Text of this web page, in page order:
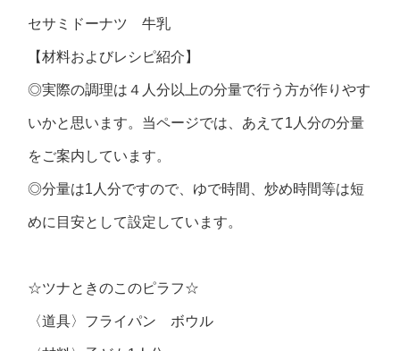
セサミドーナツ 牛乳
【材料およびレシピ紹介】
◎実際の調理は４人分以上の分量で行う方が作りやす
いかと思います。当ページでは、あえて1人分の分量
をご案内しています。
◎分量は1人分ですので、ゆで時間、炒め時間等は短
めに目安として設定しています。
☆ツナときのこのピラフ☆
〈道具〉フライパン ボウル